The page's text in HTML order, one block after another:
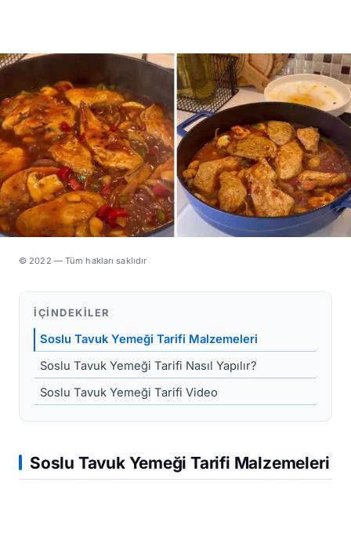
© 2022 — Tüm hakları saklıdır
İÇINDEKILER
Soslu Tavuk Yemeği Tarifi Malzemeleri
Soslu Tavuk Yemeği Tarifi Nasıl Yapılır?
Soslu Tavuk Yemeği Tarifi Video
Soslu Tavuk Yemeği Tarifi Malzemeleri